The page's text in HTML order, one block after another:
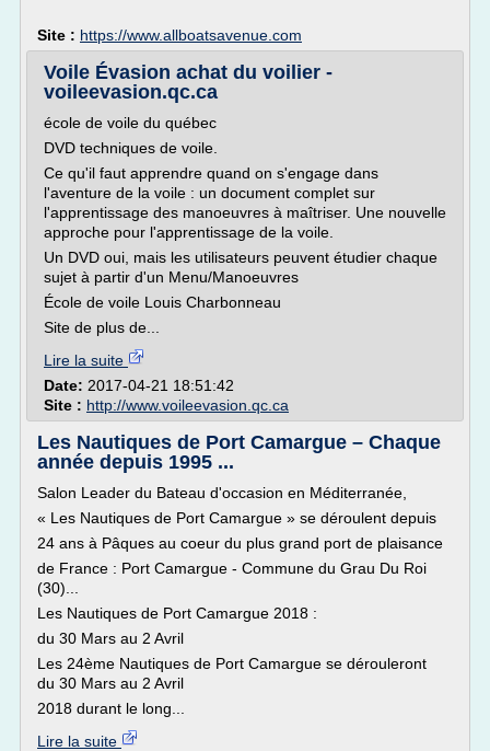
Site : https://www.allboatsavenue.com
Voile Évasion achat du voilier -
voileevasion.qc.ca
école de voile du québec
DVD techniques de voile.
Ce qu'il faut apprendre quand on s'engage dans
l'aventure de la voile : un document complet sur
l'apprentissage des manoeuvres à maîtriser. Une nouvelle
approche pour l'apprentissage de la voile.
Un DVD oui, mais les utilisateurs peuvent étudier chaque
sujet à partir d'un Menu/Manoeuvres
École de voile Louis Charbonneau
Site de plus de...
Lire la suite
Date: 2017-04-21 18:51:42
Site : http://www.voileevasion.qc.ca
Les Nautiques de Port Camargue – Chaque
année depuis 1995 ...
Salon Leader du Bateau d'occasion en Méditerranée,
« Les Nautiques de Port Camargue » se déroulent depuis
24 ans à Pâques au coeur du plus grand port de plaisance
de France : Port Camargue - Commune du Grau Du Roi
(30)...
Les Nautiques de Port Camargue 2018 :
du 30 Mars au 2 Avril
Les 24ème Nautiques de Port Camargue se dérouleront
du 30 Mars au 2 Avril
2018 durant le long...
Lire la suite